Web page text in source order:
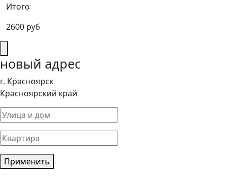
Итого
2600 руб
новый адрес
г. Красноярск
Красноярский край
Применить